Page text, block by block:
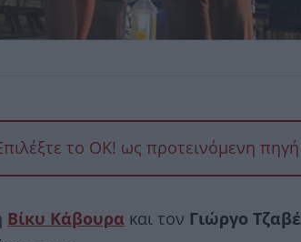
το OK! ως προτεινόμενη
Βίκυ Κάβουρα και τον Γιώργο